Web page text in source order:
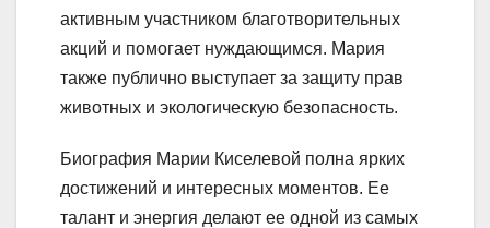
активным участником благотворительных
акций и помогает нуждающимся. Мария
также публично выступает за защиту прав
животных и экологическую безопасность.
Биография Марии Киселевой полна ярких
достижений и интересных моментов. Ее
талант и энергия делают ее одной из самых